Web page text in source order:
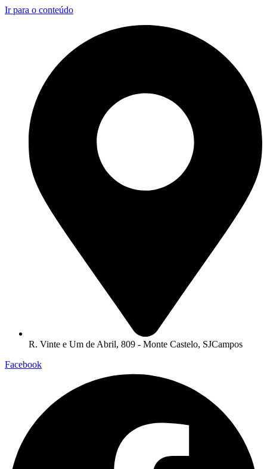
Ir para o conteúdo
R. Vinte e Um de Abril, 809 - Monte Castelo, SJCampos
Facebook